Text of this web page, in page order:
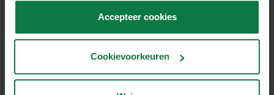
Accepteer cookies
Cookievoorkeuren
Gelden voor een retourzending dezelfde
voorwaarden als een heenzending?
Kan ik gebruik maken van MyParcel
zonder ondersteunde websoftware?